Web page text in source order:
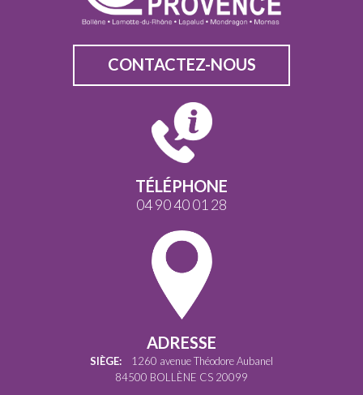
CONTACTEZ-NOUS
TÉLÉPHONE
04 90 40 01 28
ADRESSE
SIÈGE: 1260 avenue Théodore Aubanel
84500 BOLLÈNE CS 20099